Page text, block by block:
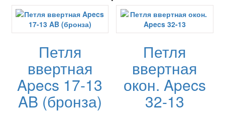
Петля
ввертная
Apecs 17-13
AB (бронза)
Петля
ввертная
окон. Apecs
32-13